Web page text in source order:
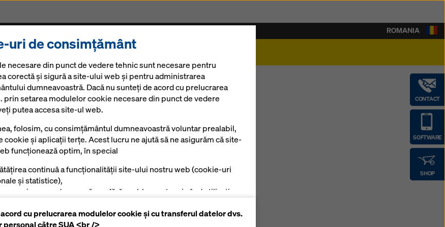
Soluții Digitale
CONTACT
SOFTWARE
SHOP
ROMANIA
Inn din
uri de consimțământ
necesare din punct de vedere tehnic sunt necesare pentru
corectă și sigură a site-ului web și pentru administrarea
dumneavoastră. Dacă nu sunteți de acord cu prelucrarea
prin setarea modulelor cookie necesare din punct de vedere
putea accesa site-ul web.
folosim, cu consimțământul dumneavoastră voluntar prealabil,
cookie și aplicații terțe. Acest lucru ne ajută să ne asigurăm că site-
funcționează optim, în special
continuă a funcționalității site-ului nostru web (cookie-uri
și statistice),
unui proces de cumpărare fără probleme atunci când utilizați
afișa reclame potrivite pentru dumneavoastră ca utilizator pe
cu prelucrarea modulelor cookie și cu transferul datelor dvs.
personal către SUA <br />